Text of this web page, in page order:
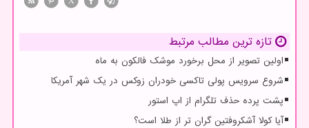
تازه ترین مطالب مرتبط
اولین تصویر از محل برخورد موشک فالکون به ماه
شروع سرویس پولی تاکسی خودران زوکس در یک شهر آمریکا
پشت پرده حذف تلگرام از اپ استور
آیا کولا آشکروفتین گران تر از طلا است؟